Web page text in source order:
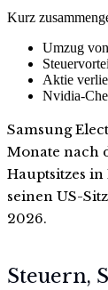
Kurz
Umzug
Aktie
Nvidia-
Samsung
Monate nach
Hauptsitzes
seinen US-
2026.
Steuern,